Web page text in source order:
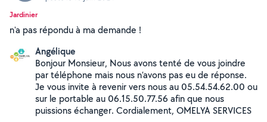
Jardinier
n'a pas répondu à ma demande !
Angélique
Bonjour Monsieur, Nous avons tenté de vous joindre
par téléphone mais nous n’avons pas eu de réponse.
Je vous invite à revenir vers nous au 05.54.54.62.00 ou
sur le portable au 06.15.50.77.56 afin que nous
puissions échanger. Cordialement, OMELYA SERVICES